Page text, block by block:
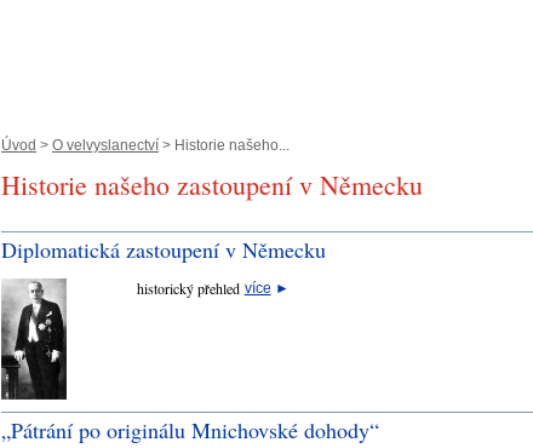
Úvod > O velvyslanectví > Historie našeho...
Historie našeho zastoupení v Německu
Diplomatická zastoupení v Německu
historický přehled více ►
„Pátrání po originálu Mnichovské dohody“